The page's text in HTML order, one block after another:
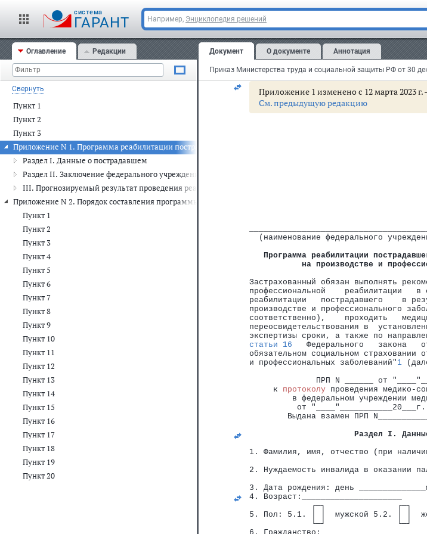
cистема
ГАРАНТ Например, Энциклопедия решений
Оглавление Редакции
Свернуть
Пункт 1
Пункт 2
Пункт 3
Приложение N 1. Программа реабилитации пострадавшего в результате несчастного случая на производстве и
Раздел I. Данные о пострадавшем
Раздел II. Заключение федерального учреждения медико-социальной экспертизы об определении
III. Прогнозируемый результат проведения реабилитационных мероприятий
Приложение N 2. Порядок составления программы реабилитации пострадавшего в результате несчастного
Пункт 1
Пункт 2
Пункт 3
Пункт 4
Пункт 5
Пункт 6
Пункт 7
Пункт 8
Пункт 9
Пункт 10
Пункт 11
Пункт 12
Пункт 13
Пункт 14
Пункт 15
Пункт 16
Пункт 17
Пункт 18
Пункт 19
Пункт 20
Документ О документе Аннотация
Зарегистрировано в Минюсте РФ 17 мая
Регистрационный N 63488
Приложение 1 изменено с 12 марта 2023 г. -
См. предыдущую редакцию
(наименование федерального
Программа реабилитации
на производстве и
Застрахованный обязан выполнять
профессиональной    реабилитации
реабилитации   пострадавшего    в
производстве и профессионального
соответственно),    проходить
переосвидетельствования в
экспертизы сроки, а также по
статьи 16
Федерального   закона
обязательном социальном страховании
и профессиональных заболеваний" 1
ПРП N ______ от
     к
протоколу проведения медико-
в федеральном учреждении
от
Выдана взамен ПРП
Раздел I.
1. Фамилия, имя, отчество (при
2. Нуждаемость инвалида в оказании
3. Дата рождения: день
4. Возраст:_____________________
             ┌─┐               ┌─┐
5. Пол: 5.1. │ │  мужской 5.2. │ │
             └─┘               └─┘